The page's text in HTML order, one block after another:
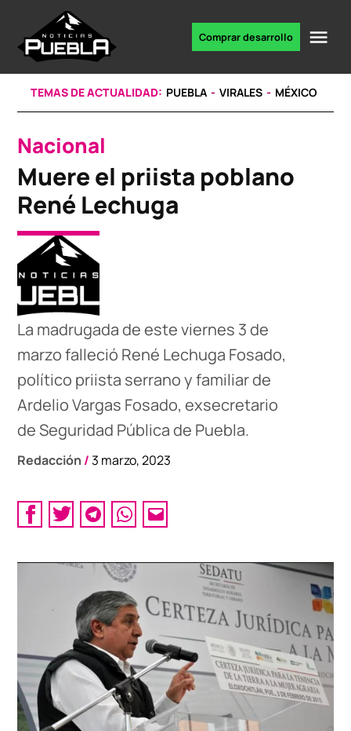
content
noticias
Comprar desarrollo
TEMAS DE ACTUALIDAD: PUEBLA VIRALES MÉXICO
POSTED
IN
Nacional
Muere el priista poblano
René Lechuga
La madrugada de este viernes 3 de
marzo falleció René Lechuga Fosado,
político priista serrano y familiar de
Ardelio Vargas Fosado, exsecretario
de Seguridad Pública de Puebla.
Redacción / 3 marzo, 2023